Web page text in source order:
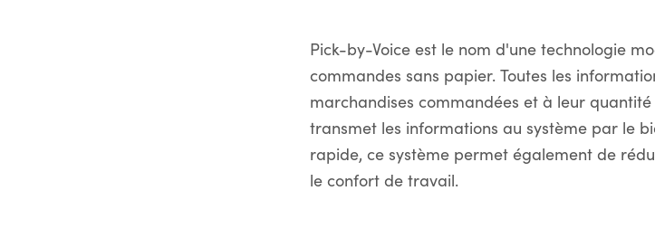
Pick-by-Voice est le nom d'une technologie
commandes sans papier. Toutes les
marchandises commandées et à leur
transmet les informations au système par le
rapide, ce système permet également de
le confort de travail.